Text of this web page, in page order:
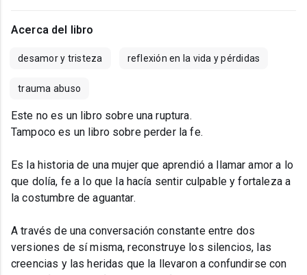
Acerca del libro
desamor y tristeza reflexión en la vida y pérdidas
trauma abuso
Este no es un libro sobre una ruptura.
Tampoco es un libro sobre perder la fe.
Es la historia de una mujer que aprendió a llamar amor a lo
que dolía, fe a lo que la hacía sentir culpable y fortaleza a
la costumbre de aguantar.
A través de una conversación constante entre dos
versiones de sí misma, reconstruye los silencios, las
creencias y las heridas que la llevaron a confundirse con